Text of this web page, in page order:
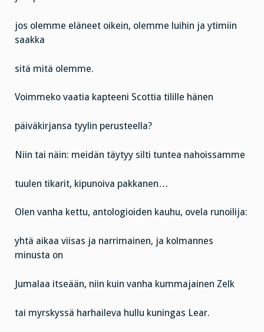
jos olemme eläneet oikein, olemme luihin ja ytimiin
saakka
sitä mitä olemme.
Voimmeko vaatia kapteeni Scottia tilille hänen
päiväkirjansa tyylin perusteella?
Niin tai näin: meidän täytyy silti tuntea nahoissamme
tuulen tikarit, kipunoiva pakkanen…
Olen vanha kettu, antologioiden kauhu, ovela runoilija:
yhtä aikaa viisas ja narrimainen, ja kolmannes
minusta on
Jumalaa itseään, niin kuin vanha kummajainen Zelk
tai myrskyssä harhaileva hullu kuningas Lear.